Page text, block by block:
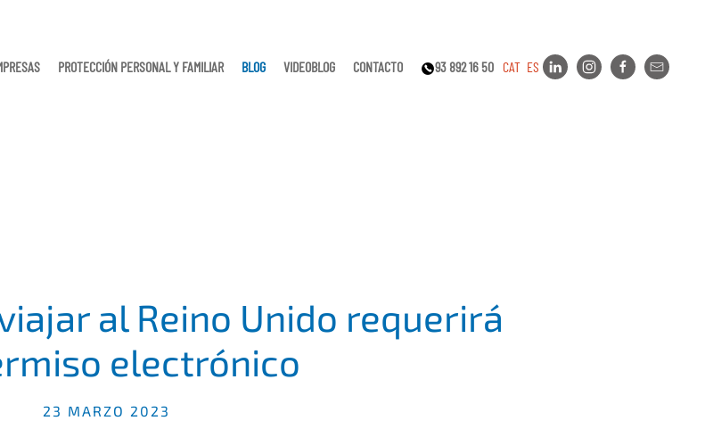
PROTECCIÓN PERSONAL Y FAMILIAR BLOG VIDEOBLOG CONTACTO 93 892 16 50 CAT ES
al Reino Unido requerirá
electrónico
23 MARZO 2023